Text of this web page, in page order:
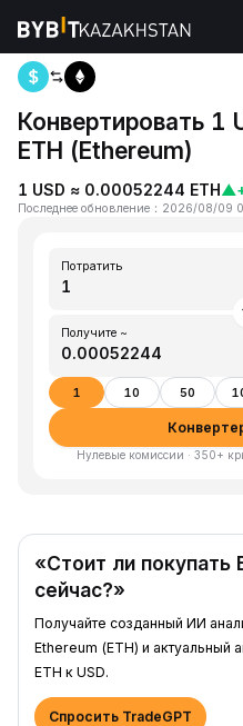
Home USD to ETH
Конвертировать
ETH (Ethereum)
1 USD ≈ 0.00052244 ETH▲
Последнее обновление ： 2026/08/09
Потратить
Получите ~
1 10 50
Нулевые комиссии · 350+
«Стоит ли покупать
сейчас?»
Получайте созданный ИИ
Ethereum (ETH) и актуальный
ETH к USD.
Спросить TradeGPT